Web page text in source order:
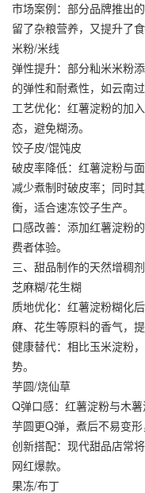
市场案例：部分品牌推出
留了杂粮营养，又提升了食
米粉/米线
弹性提升：部分籼米米粉
的弹性和耐煮性，如云南
工艺优化：红薯淀粉的加
态，避免糊汤。
饺子皮/馄饨皮
破皮率降低：红薯淀粉与
减少煮制时破皮率；同时
衡，适合速冻饺子生产。
口感改善：添加红薯淀粉
费者体验。
三、甜品制作的天然增稠剂
芝麻糊/花生糊
质地优化：红薯淀粉糊化
麻、花生等原料的香气，
健康替代：相比玉米淀粉
势。
芋圆/烧仙草
Q弹口感：红薯淀粉与木
芋圆更Q弹，煮后不易变形
创新搭配：现代甜品店常
网红爆款。
果冻/布丁